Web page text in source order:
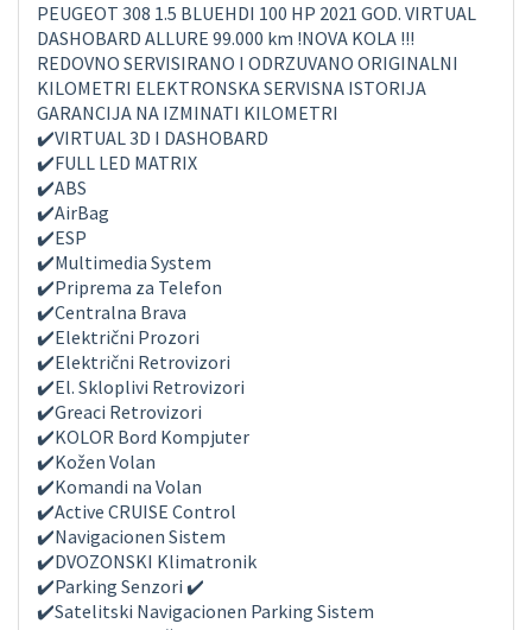
PEUGEOT 308 1.5 BLUEHDI 100 HP 2021 GOD. VIRTUAL
DASHOBARD ALLURE 99.000 km !NOVA KOLA !!!
REDOVNO SERVISIRANO I ODRZUVANO ORIGINALNI
KILOMETRI ELEKTRONSKA SERVISNA ISTORIJA
GARANCIJA NA IZMINATI KILOMETRI
✔️VIRTUAL 3D I DASHOBARD
✔️FULL LED MATRIX
✔️ABS
✔️AirBag
✔️ESP
✔️Multimedia System
✔️Priprema za Telefon
✔️Centralna Brava
✔️Električni Prozori
✔️Električni Retrovizori
✔️El. Skloplivi Retrovizori
✔️Greaci Retrovizori
✔️KOLOR Bord Kompjuter
✔️Kožen Volan
✔️Komandi na Volan
✔️Active CRUISE Control
✔️Navigacionen Sistem
✔️DVOZONSKI Klimatronik
✔️Parking Senzori ✔️
✔️Satelitski Navigacionen Parking Sistem